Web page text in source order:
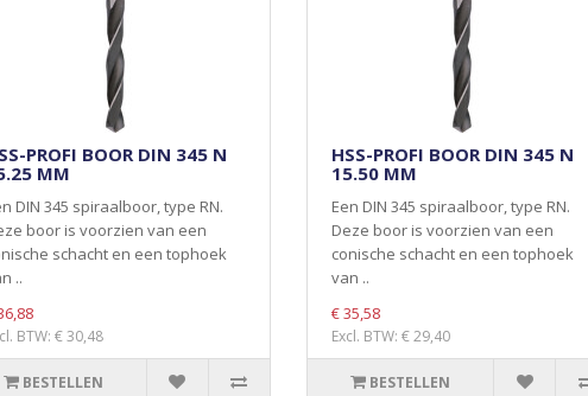
PROFI BOOR DIN 345 N
MM
DIN 345 spiraalboor, type RN.
boor is voorzien van een
schacht en een tophoek
..
BTW: € 30,48
BESTELLEN
HSS-PROFI BOOR DIN 345 N
15.50 MM
Een DIN 345 spiraalboor, type RN.
Deze boor is voorzien van een
conische schacht en een tophoek
van ..
€ 35,58
Excl. BTW: € 29,40
BESTELLEN